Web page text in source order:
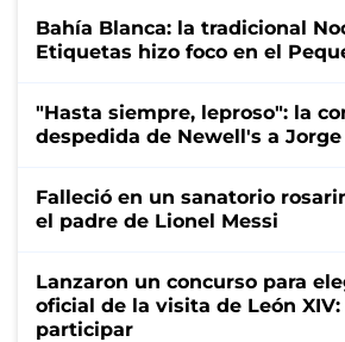
Bahía Blanca: la tradicional
Etiquetas hizo foco en el
"Hasta siempre, leproso": la
despedida de Newell's a Jorge
Falleció en un sanatorio
el padre de Lionel Messi
Lanzaron un concurso para
oficial de la visita de León XIV:
participar